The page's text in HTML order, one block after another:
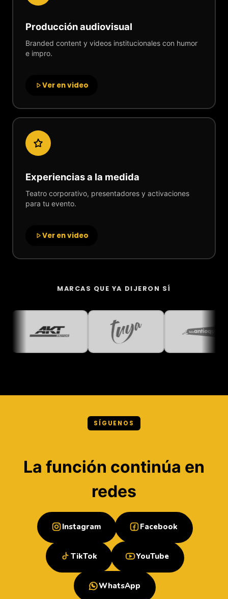
Producción audiovisual
Branded content y videos institucionales con humor
e impro.
Ver en video
Experiencias a la medida
Teatro corporativo, presentadores y activaciones
para tu evento.
Ver en video
MARCAS QUE YA DIJERON SÍ
SÍGUENOS
La función continúa en
redes
Instagram Facebook
TikTok YouTube
WhatsApp